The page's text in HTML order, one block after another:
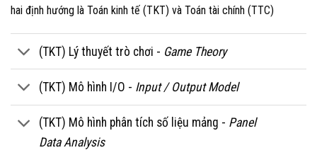
hai định hướng là Toán kinh tế (TKT) và Toán tài chính (TTC)
(TKT) Lý thuyết trò chơi - Game Theory
(TKT) Mô hình I/O - Input / Output Model
(TKT) Mô hình phân tích số liệu mảng - Panel
Data Analysis